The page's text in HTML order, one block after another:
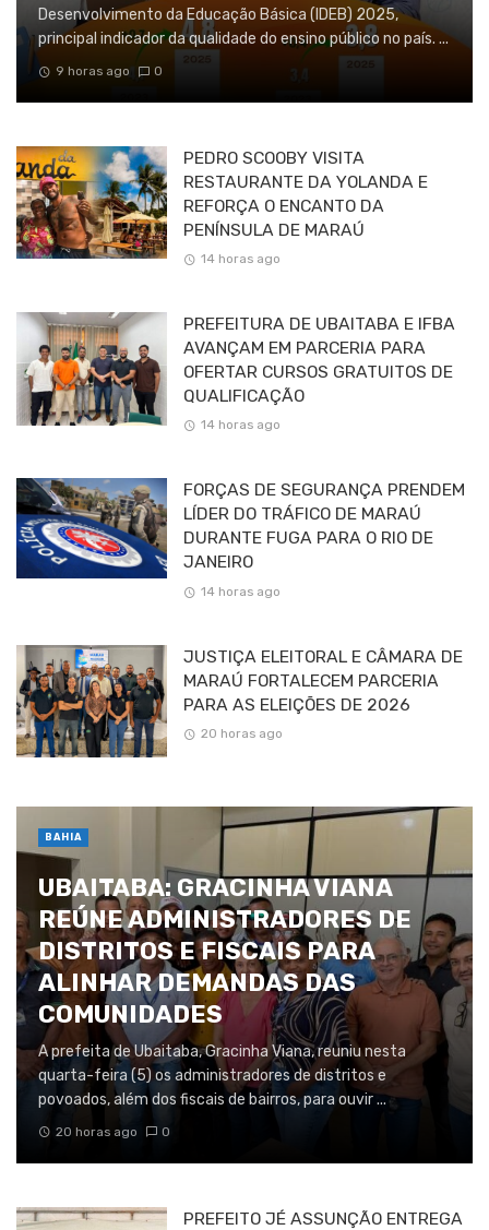
Desenvolvimento da Educação Básica (IDEB) 2025,
principal indicador da qualidade do ensino público no país. ...
9 horas ago 0
PEDRO SCOOBY VISITA
RESTAURANTE DA YOLANDA E
REFORÇA O ENCANTO DA
PENÍNSULA DE MARAÚ
14 horas ago
PREFEITURA DE UBAITABA E IFBA
AVANÇAM EM PARCERIA PARA
OFERTAR CURSOS GRATUITOS DE
QUALIFICAÇÃO
14 horas ago
FORÇAS DE SEGURANÇA PRENDEM
LÍDER DO TRÁFICO DE MARAÚ
DURANTE FUGA PARA O RIO DE
JANEIRO
14 horas ago
JUSTIÇA ELEITORAL E CÂMARA DE
MARAÚ FORTALECEM PARCERIA
PARA AS ELEIÇÕES DE 2026
20 horas ago
UBAITABA: GRACINHA VIANA
REÚNE ADMINISTRADORES DE
DISTRITOS E FISCAIS PARA
ALINHAR DEMANDAS DAS
COMUNIDADES
A prefeita de Ubaitaba, Gracinha Viana, reuniu nesta
quarta-feira (5) os administradores de distritos e
povoados, além dos fiscais de bairros, para ouvir ...
20 horas ago 0
BAHIA
PREFEITO JÉ ASSUNÇÃO ENTREGA